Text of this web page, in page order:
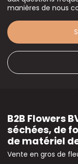
manières de nous
B2B Flowers
séchées, de
de matériel
Vente en gros de